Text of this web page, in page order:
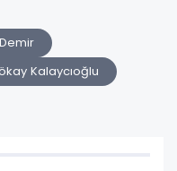
Kalaycıoğlu